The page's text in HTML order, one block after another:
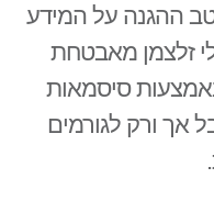
ההגנה על המידע
זלצמן מאבטחת
סיסמאות
אך ורק לגורמים